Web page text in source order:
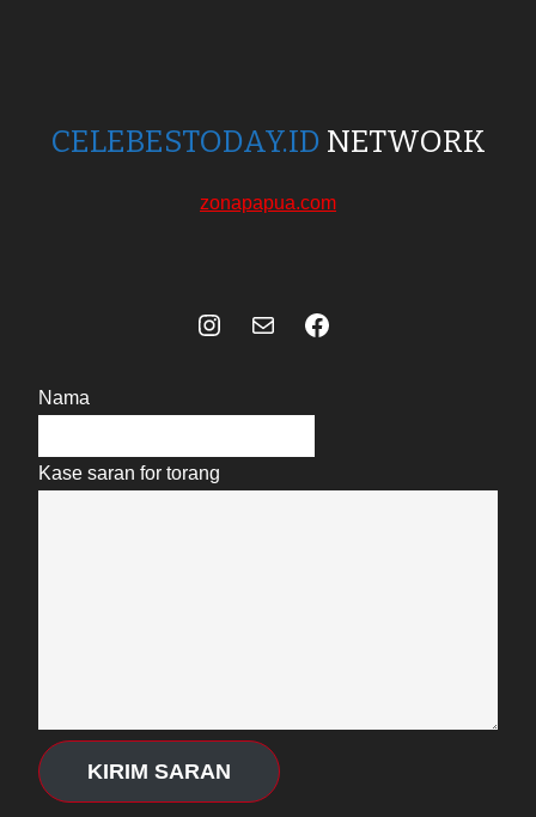
CELEBESTODAY.ID NETWORK
zonapapua.com
Instagram
Mail Celebes Today Social Media
Nama
Kase saran for torang
KIRIM SARAN